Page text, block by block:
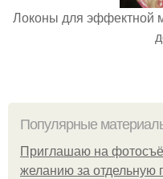
Локоны для эффектной
Популярные
Приглашаю на
желанию за отдельную